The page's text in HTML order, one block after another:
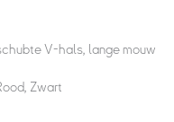
V-hals, lange mouw
Zwart